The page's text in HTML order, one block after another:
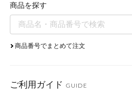
おすすめス
年齢別 ス
商品を探す
商品番号でまとめて注文
ご利用ガイド GUIDE